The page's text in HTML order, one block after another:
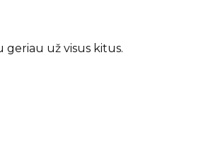
geriau už visus kitus.